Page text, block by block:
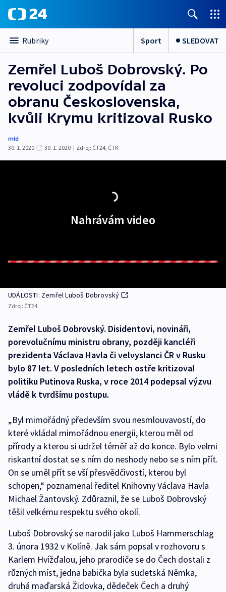
Rubriky Sport SLEDOVAT
Zemřel Luboš Dobrovský. Po
revoluci zodpovídal za
obranu Československa,
kvůli Krymu kritizoval Rusko
mld
30. 1. 2020
30. 1. 2020 | Zdroj: ČT24, ČTK
Nahrávám video
UDÁLOSTI: Zemřel Luboš Dobrovský
Zdroj: ČT24
Zemřel Luboš Dobrovský. Disidentovi, novináři,
porevolučnímu ministru obrany, později kancléři
prezidenta Václava Havla či velvyslanci ČR v Rusku
bylo 87 let. V posledních letech ostře kritizoval
politiku Putinova Ruska, v roce 2014 podepsal výzvu
vládě k tvrdšímu postupu.
„Byl mimořádný především svou nesmlouvavostí, do
které vkládal mimořádnou energii, kterou měl od
přírody a kterou si udržel téměř až do konce. Bylo velmi
riskantní dostat se s ním do neshody nebo se s ním přít.
On se uměl přít se vší přesvědčivostí, kterou byl
schopen,“ poznamenal ředitel Knihovny Václava Havla
Michael Žantovský. Zdůraznil, že se Luboš Dobrovský
těšil velkému respektu svého okolí.
Luboš Dobrovský se narodil jako Luboš Hammerschlag
3. února 1932 v Kolíně. Jak sám popsal v rozhovoru s
Karlem Hvížďalou, jeho prarodiče se do Čech dostali z
různých míst, jedna babička byla sudetská Němka,
druhá maďarská Židovka, dědeček Čech a druhý